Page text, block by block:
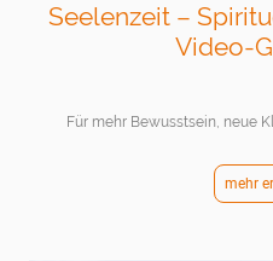
Seelenzeit –
Video-
Für mehr Bewusstsein, neue
mehr